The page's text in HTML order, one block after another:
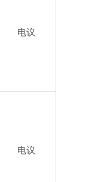
电议
电议